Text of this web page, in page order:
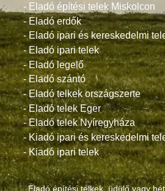
- Eladó építési telek Miskolcon
- Eladó erdők
- Eladó ipari és kereskedelmi
- Eladó ipari telek
- Eladó legelő
- Eladó szántó
- Eladó telkek országszerte
- Eladó telek Eger
- Eladó telek Nyíregyháza
- Kiadó ipari és kereskedelmi
- Kiadó ipari telek
Eladó építési telkek, üdülő vagy